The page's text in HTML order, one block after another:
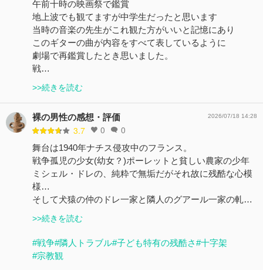
午前十時の映画祭で鑑賞
地上波でも観てますが中学生だったと思います
当時の音楽の先生がこれ観た方がいいと記憶にあり
このギターの曲が内容をすべて表しているように
劇場で再鑑賞したとき思いました。
戦…
>>続きを読む
裸の男性の感想・評価
3.7 0 0
2026/07/18 14:28
舞台は1940年ナチス侵攻中のフランス。
戦争孤児の少女(幼女？)ポーレットと貧しい農家の少年
ミシェル・ドレの、純粋で無垢だがそれ故に残酷な心模
様…
そして犬猿の仲のドレ一家と隣人のグアール一家の軋…
>>続きを読む
#戦争#隣人トラブル#子ども特有の残酷さ#十字架
#宗教観